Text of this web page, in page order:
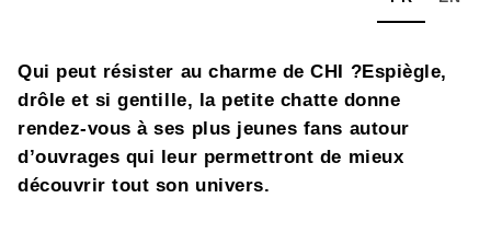
Qui peut résister au charme de CHI ?Espiègle,
drôle et si gentille, la petite chatte donne
rendez-vous à ses plus jeunes fans autour
d’ouvrages qui leur permettront de mieux
découvrir tout son univers.